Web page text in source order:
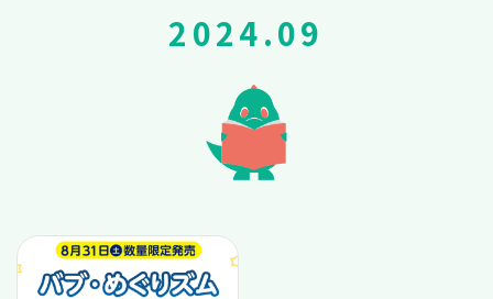
2026.02
2025.10
2025.09
2025.07
2024.09